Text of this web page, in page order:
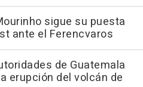
sigue su puesta
ante el Ferencvaros
de Guatemala
erupción del volcán de